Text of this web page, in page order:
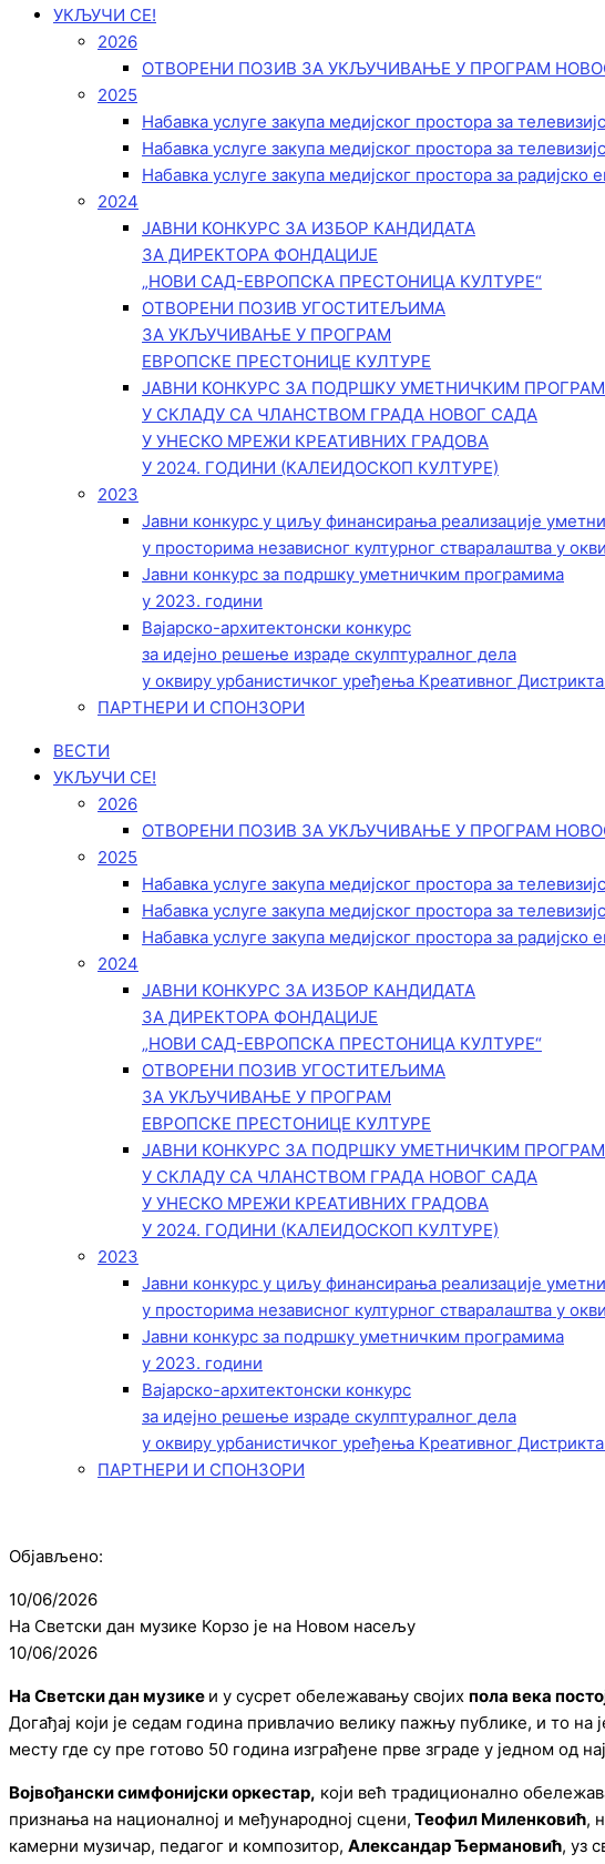
УКЉУЧИ СЕ!
2026
ОТВОРЕНИ ПОЗИВ ЗА УКЉУЧИВАЊЕ У ПРОГРАМ
2025
Набавка услуге закупа медијског простора за
Набавка услуге закупа медијског простора за
Набавка услуге закупа медијског простора за
2024
ЈАВНИ КОНКУРС ЗА ИЗБОР КАНДИДАТА
ЗА ДИРЕКТОРА ФОНДАЦИЈЕ
„НОВИ САД-ЕВРОПСКА ПРЕСТОНИЦА КУЛТУРЕ“
ОТВОРЕНИ ПОЗИВ УГОСТИТЕЉИМА
ЗА УКЉУЧИВАЊЕ У ПРОГРАМ
ЕВРОПСКЕ ПРЕСТОНИЦЕ КУЛТУРЕ
ЈАВНИ КОНКУРС ЗА ПОДРШКУ УМЕТНИЧКИМ
У СКЛАДУ СА ЧЛАНСТВОМ ГРАДА НОВОГ САДА
У УНЕСКО МРЕЖИ КРЕАТИВНИХ ГРАДОВА
У 2024. ГОДИНИ (КАЛЕИДОСКОП КУЛТУРЕ)
2023
Јавни конкурс у циљу финансирања реализације
у просторима независног културног стваралаштва у
Јавни конкурс за подршку уметничким програмима
у 2023. години
Вајарско-архитектонски конкурс
за идејно решење израде скулптуралног дела
у оквиру урбанистичког уређења Креативног
ПАРТНЕРИ И СПОНЗОРИ
ВЕСТИ
УКЉУЧИ СЕ!
2026
ОТВОРЕНИ ПОЗИВ ЗА УКЉУЧИВАЊЕ У ПРОГРАМ
2025
Набавка услуге закупа медијског простора за
Набавка услуге закупа медијског простора за
Набавка услуге закупа медијског простора за
2024
ЈАВНИ КОНКУРС ЗА ИЗБОР КАНДИДАТА
ЗА ДИРЕКТОРА ФОНДАЦИЈЕ
„НОВИ САД-ЕВРОПСКА ПРЕСТОНИЦА КУЛТУРЕ“
ОТВОРЕНИ ПОЗИВ УГОСТИТЕЉИМА
ЗА УКЉУЧИВАЊЕ У ПРОГРАМ
ЕВРОПСКЕ ПРЕСТОНИЦЕ КУЛТУРЕ
ЈАВНИ КОНКУРС ЗА ПОДРШКУ УМЕТНИЧКИМ
У СКЛАДУ СА ЧЛАНСТВОМ ГРАДА НОВОГ САДА
У УНЕСКО МРЕЖИ КРЕАТИВНИХ ГРАДОВА
У 2024. ГОДИНИ (КАЛЕИДОСКОП КУЛТУРЕ)
2023
Јавни конкурс у циљу финансирања реализације
у просторима независног културног стваралаштва у
Јавни конкурс за подршку уметничким програмима
у 2023. години
Вајарско-архитектонски конкурс
за идејно решење израде скулптуралног дела
у оквиру урбанистичког уређења Креативног
ПАРТНЕРИ И СПОНЗОРИ
Објављено:
10/06/2026
На Светски дан музике Корзо је на Новом насељу
10/06/2026
На Светски дан музике и у сусрет обележавању својих пола века
Догађај који је седам година привлачио велику пажњу публике, и то на
месту где су пре готово 50 година изграђене прве зграде у једном од
Војвођански симфонијски оркестар, који већ традиционално
признања на националној и међународној сцени, Теофил Миленковић,
камерни музичар, педагог и композитор, Александар Ђермановић, уз